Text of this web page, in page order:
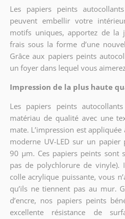
Les papiers peints
peuvent embellir votre
motifs uniques, apportez de la
frais sous la forme d’une
Grâce aux papiers peints
un foyer dans lequel vous
Impression de la plus haute
Les papiers peints
matériau de qualité avec une
mate. L’impression est appliquée
moderne UV-LED sur un papier
90 µm. Ces papiers peints sont
pas de polychlorure de vinyle).
colle acrylique puissante, vous
qu’ils ne tiennent pas au mur.
d’encre, nos papiers peints
excellente résistance de